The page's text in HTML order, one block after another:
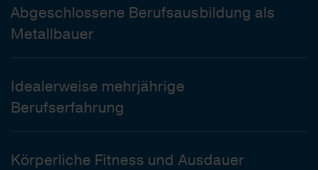
Abgeschlossene Berufsausbildung als
Metallbauer
Idealerweise mehrjährige
Berufserfahrung
Körperliche Fitness und Ausdauer